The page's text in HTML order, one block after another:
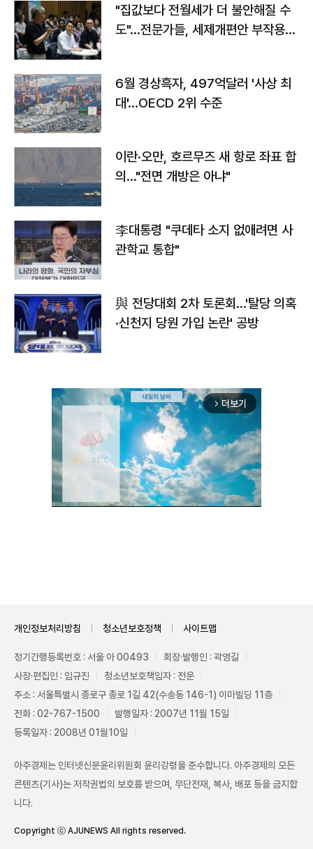
"집값보다 전월세가 더 불안해질 수
도"…전문가들, 세제개편안 부작용
6월 경상흑자, 497억달러 '사상 최
대'…OECD 2위 수준
이란·오만, 호르무즈 새 항로 좌표 합
의…"전면 개방은 아냐"
李대통령 "쿠데타 소지 없애려면 사
관학교 통합"
與 전당대회 2차 토론회…'탈당 의혹
·신천지 당원 가입 논란' 공방
arrow_forward_ios 더보기
개인정보처리방침 청소년보호정책 사이트맵
정기간행등록번호 : 서울 아 00493
회장·발행인 : 곽영길
사장·편집인 : 임규진
청소년보호책임자 : 전운
주소 : 서울특별시 종로구 종로 1길 42(수송동 146-1) 이마빌딩 11층
전화 : 02-767-1500
발행일자 : 2007년 11월 15일
등록일자 : 2008년 01월10일
아주경제는 인터넷신문윤리위원회 윤리강령을 준수합니다. 아주경제의 모든
콘텐츠(기사)는 저작권법의 보호를 받으며, 무단전재, 복사, 배포 등을 금지합
니다.
Copyright ⓒ AJUNEWS All rights reserved.